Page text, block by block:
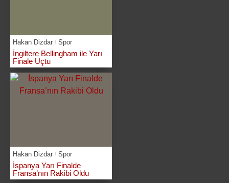
Hakan Dizdar Spor
İngiltere Bellingham ile Yarı
Finale Uçtu
Hakan Dizdar Spor
İspanya Yarı Finalde
Fransa’nın Rakibi Oldu